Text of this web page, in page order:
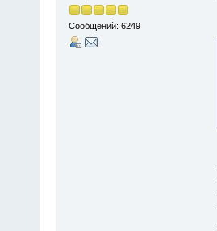
Сообщений: 6249